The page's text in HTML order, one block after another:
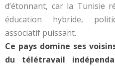
d’étonnant, car la Tunisie
éducation hybride,
associatif puissant.
Ce pays domine ses
du télétravail